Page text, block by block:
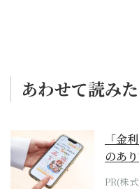
あわせて読み
「金
のあ
PR(株